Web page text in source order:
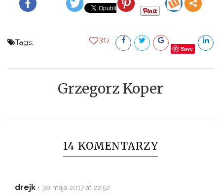
Tags: 317
Save
Grzegorz Koper
14 KOMENTARZY
drejk • 30 maja 2017 at 22:52